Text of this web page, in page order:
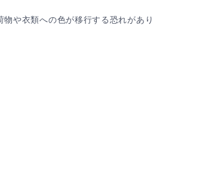
や衣類への色が移行する恐れがあり